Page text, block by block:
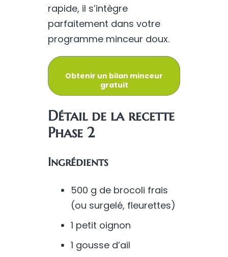
rapide, il s’intègre
parfaitement dans votre
programme minceur doux.
Obtenir un bilan minceur
gratuit
Détail de la recette
Phase 2
Ingrédients
500 g de brocoli frais
(ou surgelé, fleurettes)
1 petit oignon
1 gousse d’ail